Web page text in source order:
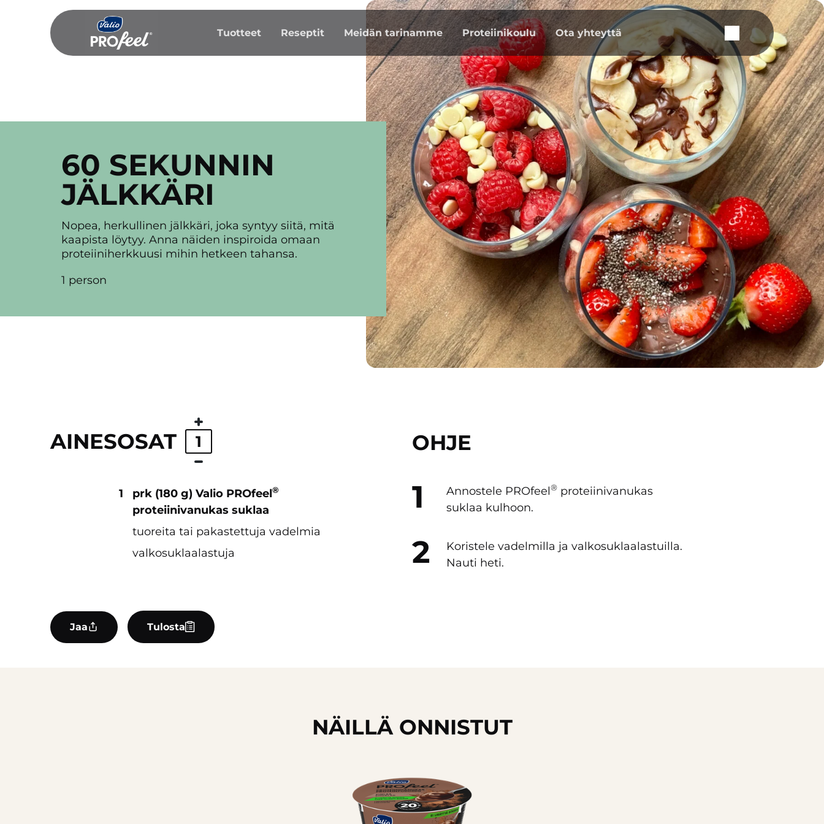
Tuotteet
Reseptit Meidän tarinamme Proteiinikoulu Ota yhteyttä
60 SEKUNNIN
JÄLKKÄRI
Nopea, herkullinen jälkkäri, joka syntyy siitä, mitä
kaapista löytyy. Anna näiden inspiroida omaan
proteiiniherkkuusi mihin hetkeen tahansa.
1 person
AINESOSAT 1
1 prk (180 g) Valio PROfeel®
proteiinivanukas suklaa
tuoreita tai pakastettuja vadelmia
valkosuklaalastuja
Jaa Tulosta
OHJE
Annostele PROfeel® proteiinivanukas
suklaa kulhoon.
Koristele vadelmilla ja valkosuklaalastuilla.
Nauti heti.
NÄILLÄ ONNISTUT